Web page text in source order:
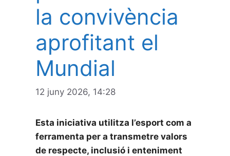
la convivència
aprofitant el
Mundial
12 juny 2026, 14:28
Esta iniciativa utilitza l’esport com a
ferramenta per a transmetre valors
de respecte, inclusió i enteniment